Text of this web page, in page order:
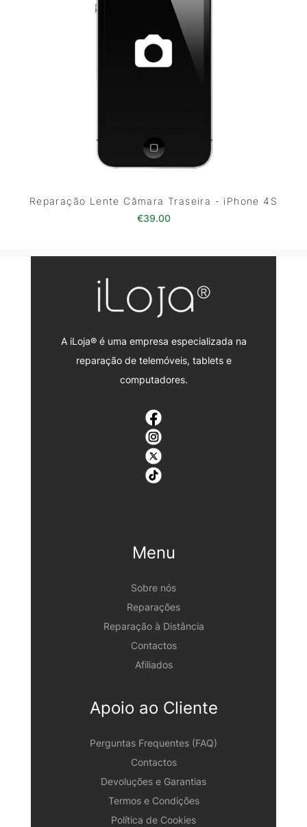
Reparação Lente Câmara Traseira - iPhone 4S
€39.00
A iLoja® é uma empresa especializada na
reparação de telemóveis, tablets e
computadores.
Menu
Sobre nós
Reparações
Reparação à Distância
Contactos
Afiliados
Apoio ao Cliente
Perguntas Frequentes (FAQ)
Contactos
Devoluções e Garantias
Termos e Condições
Política de Cookies